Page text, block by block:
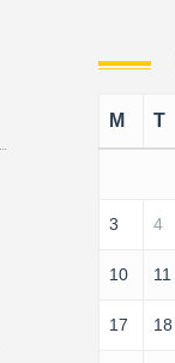
M T
3 4
10 11
17 18